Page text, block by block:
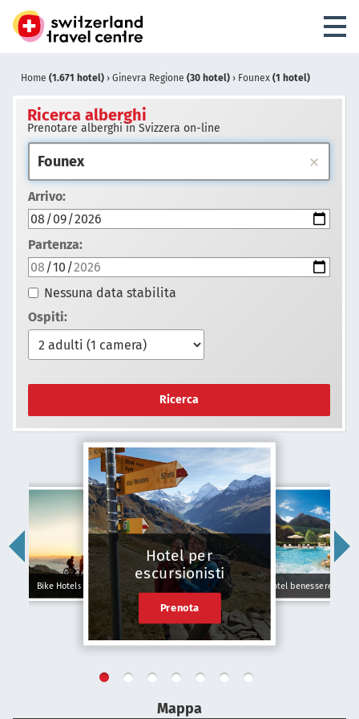
Home (1.671 hotel) › Ginevra Regione (30 hotel) › Founex (1 hotel)
Ricerca alberghi
Prenotare alberghi in Svizzera on-line
Arrivo:
Partenza:
Nessuna data stabilita
Ospiti:
Ricerca
Bike Hotels
Hotel per
escursionisti
Prenota
Hotel benessere
Mappa